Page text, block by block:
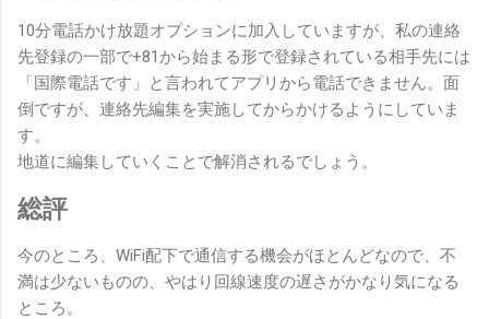
10分電話かけ放題オプションに加入していますが、私の連絡
先登録の一部で+81から始まる形で登録されている相手先には
「国際電話です」と言われてアプリから電話できません。面
倒ですが、連絡先編集を実施してからかけるようにしていま
す。
地道に編集していくことで解消されるでしょう。
総評
今のところ、WiFi配下で通信する機会がほとんどなので、不
満は少ないものの、やはり回線速度の遅さがかなり気になる
ところ。